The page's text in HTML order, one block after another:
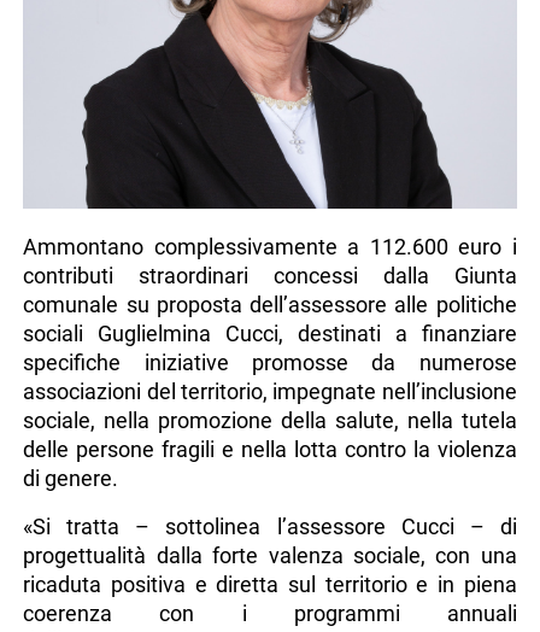
Ammontano complessivamente a 112.600 euro i
contributi straordinari concessi dalla Giunta
comunale su proposta dell’assessore alle politiche
sociali Guglielmina Cucci, destinati a finanziare
specifiche iniziative promosse da numerose
associazioni del territorio, impegnate nell’inclusione
sociale, nella promozione della salute, nella tutela
delle persone fragili e nella lotta contro la violenza
di genere.
«Si tratta – sottolinea l’assessore Cucci – di
progettualità dalla forte valenza sociale, con una
ricaduta positiva e diretta sul territorio e in piena
coerenza con i programmi annuali